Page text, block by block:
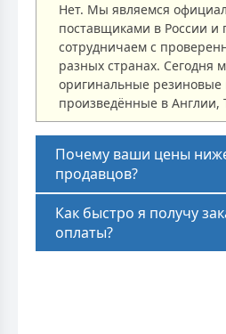
Нет. Мы являемся
поставщиками в России и
сотрудничаем с
разных странах. Сегодня
оригинальные резиновые
произведённые в Англии,
Почему ваши цены
продавцов?
Как быстро я получу
оплаты?